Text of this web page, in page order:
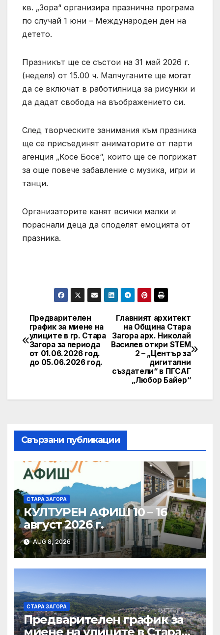
кв. „Зора“ организира празнична програма
по случай 1 юни – Международен ден на
детето.
Празникът ще се състои на 31 май 2026 г.
(неделя) от 15.00 ч. Малчуганите ще могат
да се включат в работилница за рисунки и
да дадат свобода на въображението си.
След творческите занимания към празника
ще се присъединят аниматорите от парти
агенция „Косе Босе“, които ще се погрижат
за още повече забавление с музика, игри и
танци.
Организаторите канят всички малки и
пораснали деца да споделят емоцията от
празника.
Post
navigation
Главният архитект
на Община Стара
Загора арх. Николай
Василев откри STEM
2 – „Център за
дигитални
създатели“ в ПГСАГ
„Любор Байер“
Предварителен
график за миене на
улиците в гр. Стара
Загора за периода
от 01.06.2026 год.
до 05.06.2026 год.
Свързани публикации
СТАРА ЗАГОРА
КУЛТУРЕН АФИШ 10 – 16
август 2026 г.
AUG 8, 2026
СТАРА ЗАГОРА
Предварителен график за
миене на улиците в Стара